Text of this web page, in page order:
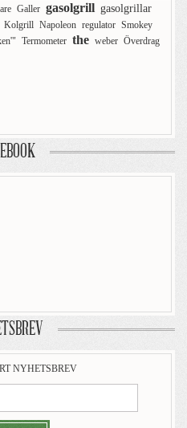
Galler gasolgrill gasolgrillar
Kolgrill Napoleon regulator Smokey
Termometer the weber Överdrag
NYHETSBREV